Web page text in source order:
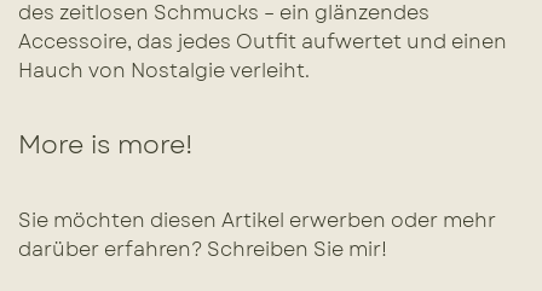
des zeitlosen Schmucks – ein glänzendes
Accessoire, das jedes Outfit aufwertet und einen
Hauch von Nostalgie verleiht.
More is more!
Sie möchten diesen Artikel erwerben oder mehr
darüber erfahren? Schreiben Sie mir!